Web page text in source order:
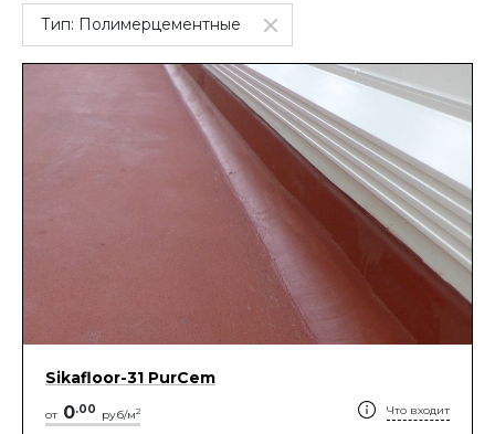
Тип: Полимерцементные
Sikafloor-31 PurCem
от 0.00 руб/м2 Что входит